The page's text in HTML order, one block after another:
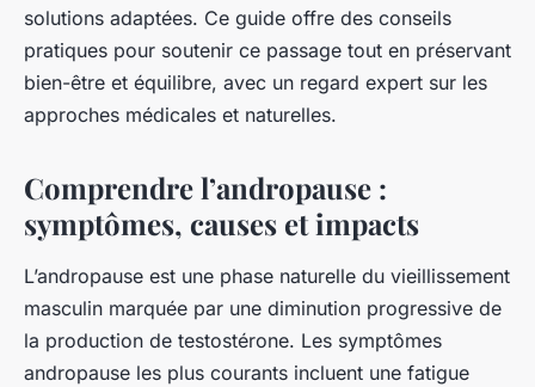
solutions adaptées. Ce guide offre des conseils
pratiques pour soutenir ce passage tout en préservant
bien-être et équilibre, avec un regard expert sur les
approches médicales et naturelles.
Comprendre l’andropause :
symptômes, causes et impacts
L’andropause est une phase naturelle du vieillissement
masculin marquée par une diminution progressive de
la production de testostérone. Les symptômes
andropause les plus courants incluent une fatigue